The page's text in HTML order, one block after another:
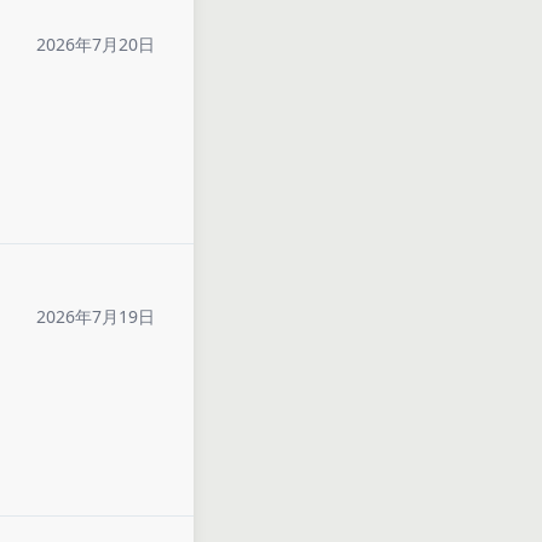
2026年7月20日
2026年7月19日